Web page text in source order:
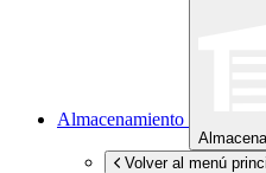
Almacenamiento
Volver al menú